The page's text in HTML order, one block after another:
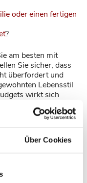
Über Cookies
oder einen fertigen
?
am besten mit
Sie sicher, dass
überfordert und
Lebensstil
wirkt sich
Lagen aus.
zumeist teurer